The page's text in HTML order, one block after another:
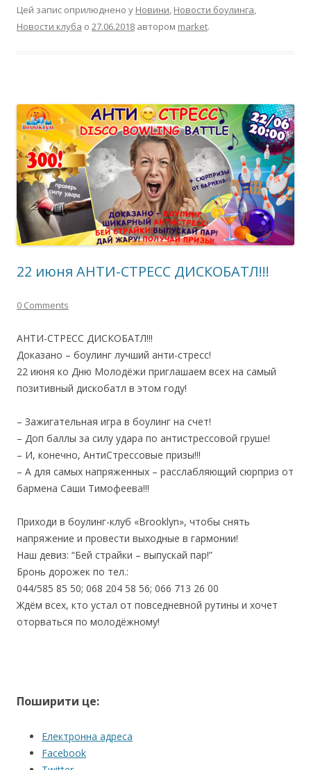
Цей запис оприлюднено у Новини, Новости боулинга,
Новости клуба о 27.06.2018 автором market.
22 июня АНТИ-СТРЕСС ДИСКОБАТЛ!!!
0 Comments
АНТИ-СТРЕСС ДИСКОБАТЛ!!!
Доказано – боулинг лучший анти-стресс!
22 июня ко Дню Молодёжи приглашаем всех на самый
позитивный дискобатл в этом году!
– Зажигательная игра в боулинг на счет!
– Доп баллы за силу удара по антистрессовой груше!
– И, конечно, АнтиСтрессовые призы!!!
– А для самых напряженных – расслабляющий сюрприз от
бармена Саши Тимофеева!!!
Приходи в боулинг-клуб «Brooklyn», чтобы снять
напряжение и провести выходные в гармонии!
Наш девиз: “Бей страйки – выпускай пар!”
Бронь дорожек по тел.:
044/585 85 50; 068 204 58 56; 066 713 26 00
Ждём всех, кто устал от повседневной рутины и хочет
оторваться по молодёжному!
Поширити це:
Електронна адреса
Facebook